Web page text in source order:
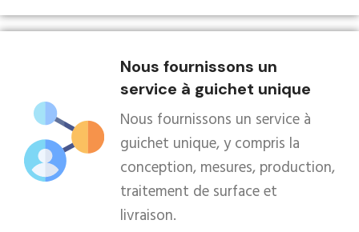
Nous fournissons un
service à guichet unique
Nous fournissons un service à
guichet unique, y compris la
conception, mesures, production,
traitement de surface et
livraison.